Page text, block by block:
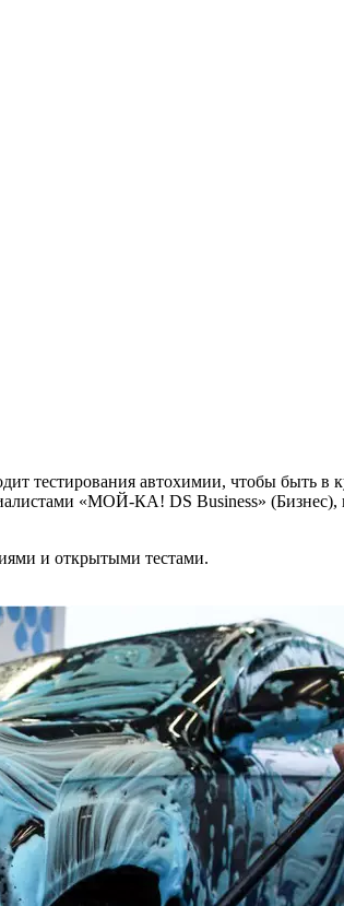
тестирования автохимии, чтобы быть в
«МОЙ-КА! DS Business» (Бизнес),
и открытыми тестами.